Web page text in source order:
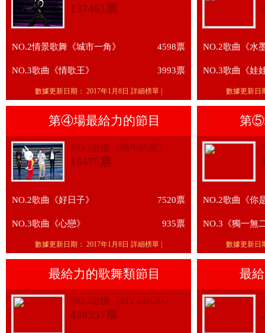
137461票
4598票
NO.2情景歌舞《城市一角》
3993票
NO.3歌曲《情歌王》
數據更新日期： 2017年1月8日 詳細榜單
第④場最給力的節目
NO.1歌曲《蝸牛的家》
16475票
7520票
NO.2歌曲《好日子》
935票
NO.3歌曲《心戀》
數據更新日期： 2017年1月8日 詳細榜單
最給力的歌舞類節目
NO.1歌曲《MY LOGO》
480557票
NO.2歌曲《水
NO.3歌曲《娃
數據更新日
第⑤
NO.2歌曲《你
NO.3《獨一無
數據更新日
最